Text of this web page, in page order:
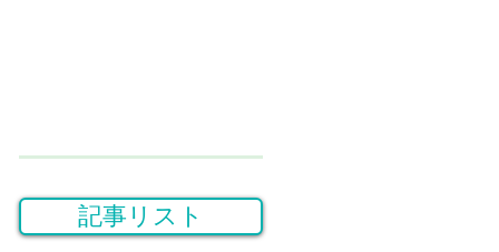
記事リスト